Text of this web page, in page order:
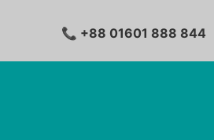
📞 +88 01601 888 844